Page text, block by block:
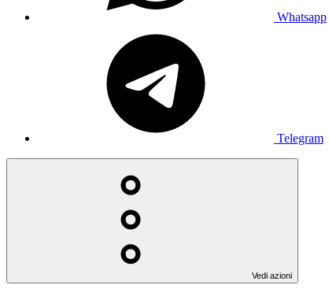
Whatsapp
Telegram
Vedi azioni